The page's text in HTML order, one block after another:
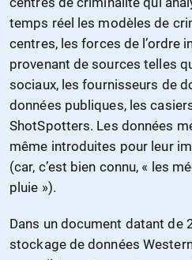
temps réel les modèles de
centres, les forces de l’ordre
provenant de sources telles
sociaux, les fournisseurs de
données publiques, les
ShotSpotters. Les données
même introduites pour leur
(car, c’est bien connu, « les
pluie »).
Dans un document datant de
stockage de données